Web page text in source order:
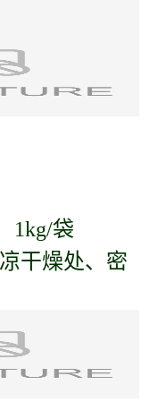
1kg/袋
干燥处、密